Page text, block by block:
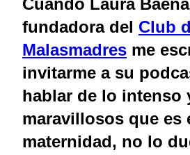
Cuando Laura
fundadora del Club
Malasmadres me
invitarme a su
hablar de lo intenso
maravillosos que es
maternidad, no lo